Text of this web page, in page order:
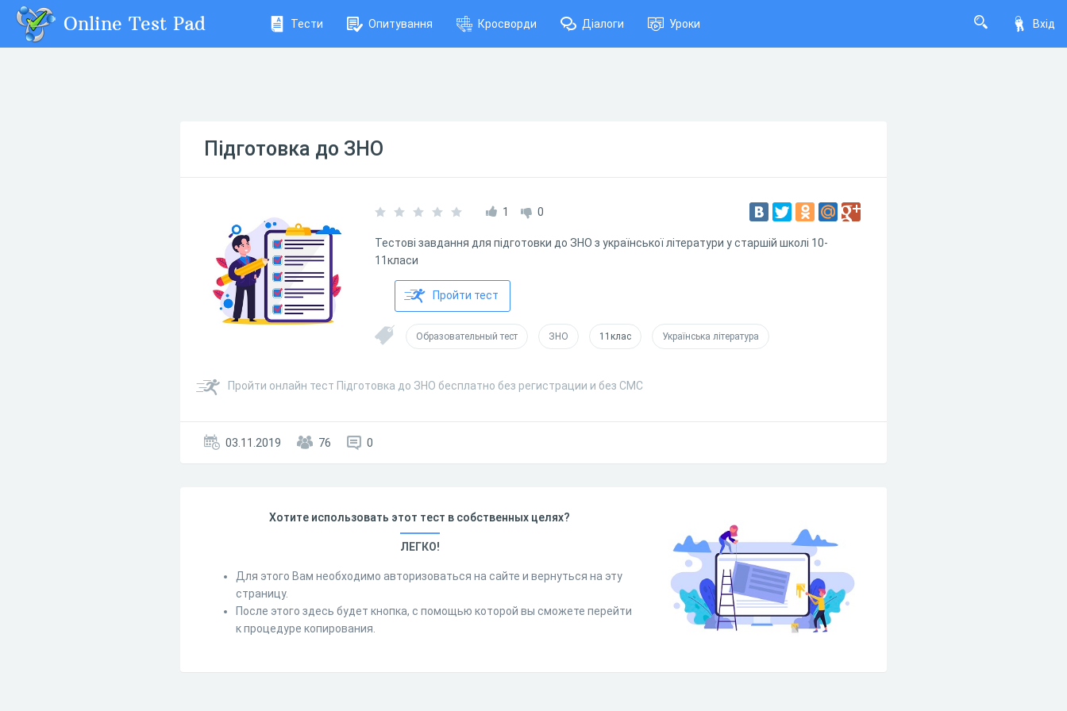
Вхід
Online Test Pad Тести Опитування Кросворди Діалоги Уроки
Підготовка до ЗНО
1 0
Тестові завдання для підготовки до ЗНО з української літератури у старшій школі 10-
11класи
Пройти тест
Образовательный тест ЗНО 11клас Українська література
Пройти онлайн тест Підготовка до ЗНО бесплатно без регистрации и без СМС
03.11.2019 76 0
Хотите использовать этот тест в собственных целях?
ЛЕГКО!
Для этого Вам необходимо авторизоваться на сайте и вернуться на эту
страницу.
После этого здесь будет кнопка, с помощью которой вы сможете перейти
к процедуре копирования.